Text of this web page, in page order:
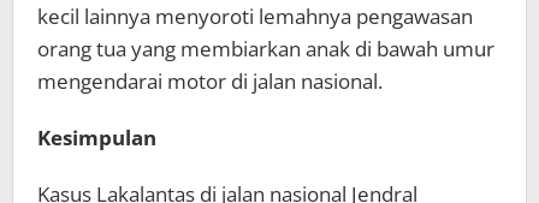
kecil lainnya menyoroti lemahnya pengawasan
orang tua yang membiarkan anak di bawah umur
mengendarai motor di jalan nasional.
Kesimpulan
Kasus Lakalantas di jalan nasional Jendral